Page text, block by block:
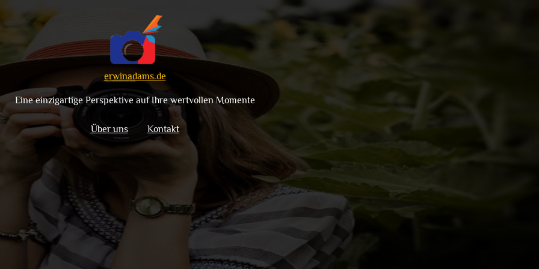
erwinadams.de
Eine einzigartige Perspektive auf Ihre wertvollen Momente
Über uns Kontakt